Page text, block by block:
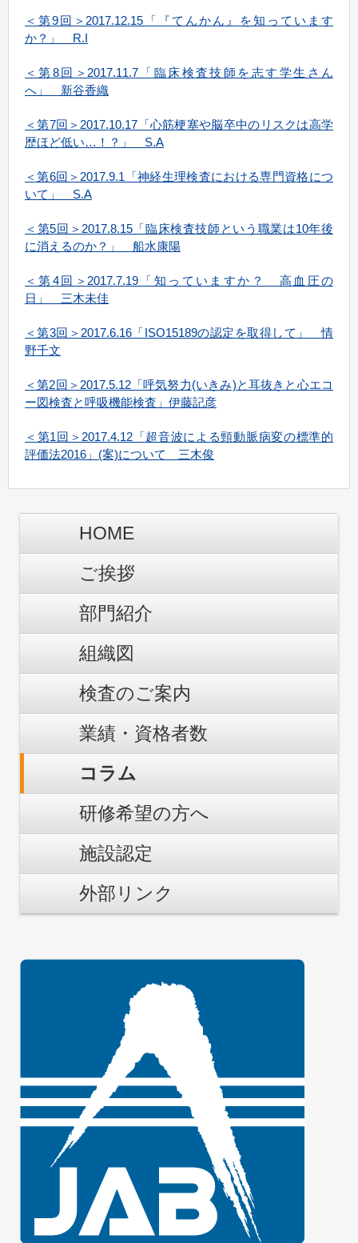
＜第9回＞2017.12.15「『てんかん』を知っています
か？」 R.I
＜第8回＞2017.11.7「臨床検査技師を志す学生さん
へ」 新谷香織
＜第7回＞2017.10.17「心筋梗塞や脳卒中のリスクは高学
歴ほど低い…！？」 S.A
＜第6回＞2017.9.1「神経生理検査における専門資格につ
いて」 S.A
＜第5回＞2017.8.15「臨床検査技師という職業は10年後
に消えるのか？」 船水康陽
＜第4回＞2017.7.19「知っていますか？ 高血圧の
日」 三木未佳
＜第3回＞2017.6.16「ISO15189の認定を取得して」 情
野千文
＜第2回＞2017.5.12「呼気努力(いきみ)と耳抜きと心エコ
ー図検査と呼吸機能検査」伊藤記彦
＜第1回＞2017.4.12「超音波による頸動脈病変の標準的
評価法2016」(案)について 三木俊
HOME
ご挨拶
部門紹介
組織図
検査のご案内
業績・資格者数
コラム
研修希望の方へ
施設認定
外部リンク